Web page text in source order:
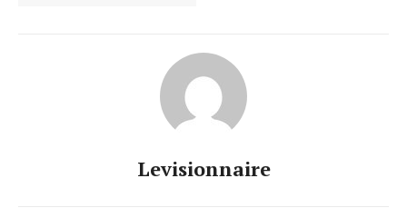
Levisionnaire